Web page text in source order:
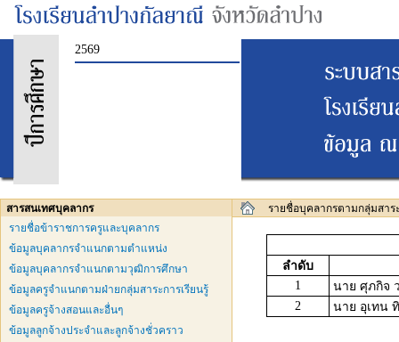
2569
สารสนเทศบุคลากร
รายชื่อข้าราชการครูและบุคลากร
ข้อมูลบุคลากรจำแนกตามตำแหน่ง
ข้อมูลบุคลากรจำแนกตามวุฒิการศึกษา
ข้อมูลครูจำแนกตามฝ่ายกลุ่มสาระการเรียนรู้
ข้อมูลครูจ้างสอนและอื่นๆ
ข้อมูลลูกจ้างประจำและลูกจ้างชั่วคราว
รายชื่อบุคลากรตามกลุ่มสาร
ลำดับ
1
นาย ศุภกิจ
2
นาย อุเทน